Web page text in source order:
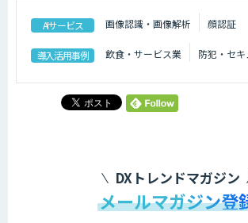
AIサービス 画像認識・画像解析 顔認証
導入活用事例 飲食・サービス業 防犯・セ
DXトレンドマガジン
メールマガジン登